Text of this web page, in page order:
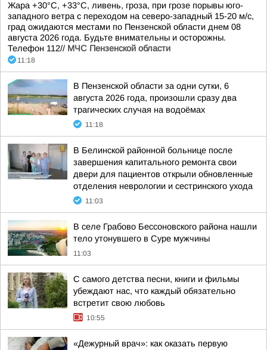
Жара +30°С, +33°С, ливень, гроза, при грозе порывы юго-
западного ветра с переходом на северо-западный 15-20 м/с,
град ожидаются местами по Пензенской области днем 08
августа 2026 года. Будьте внимательны и осторожны.
Телефон 112// МЧС Пензенской области
11:18
В Пензенской области за одни сутки, 6
августа 2026 года, произошли сразу два
трагических случая на водоёмах
11:18
В Белинской районной больнице после
завершения капитального ремонта свои
двери для пациентов открыли обновленные
отделения неврологии и сестринского ухода
11:03
В селе Грабово Бессоновского района нашли
тело утонувшего в Суре мужчины
11:03
С самого детства песни, книги и фильмы
убеждают нас, что каждый обязательно
встретит свою любовь
10:55
«Дежурный врач»: как оказать первую